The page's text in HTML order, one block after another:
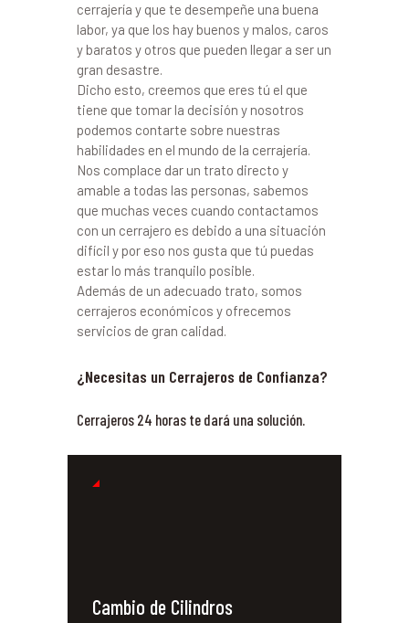
cerrajería y que te desempeñe una buena
labor, ya que los hay buenos y malos, caros
y baratos y otros que pueden llegar a ser un
gran desastre.
Dicho esto, creemos que eres tú el que
tiene que tomar la decisión y nosotros
podemos contarte sobre nuestras
habilidades en el mundo de la cerrajería.
Nos complace dar un trato directo y
amable a todas las personas, sabemos
que muchas veces cuando contactamos
con un cerrajero es debido a una situación
difícil y por eso nos gusta que tú puedas
estar lo más tranquilo posible.
Además de un adecuado trato, somos
cerrajeros económicos y ofrecemos
servicios de gran calidad.
¿Necesitas un Cerrajeros de Confianza?
Cerrajeros 24 horas te dará una solución.
Cambio de Cilindros